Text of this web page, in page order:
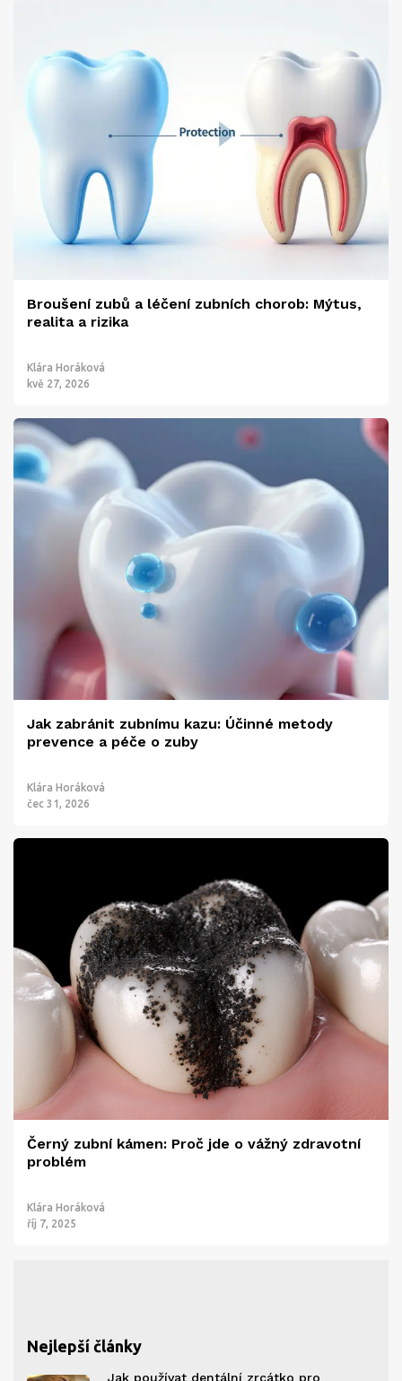
Broušení zubů a léčení zubních chorob: Mýtus,
realita a rizika
Klára Horáková
kvě 27, 2026
Jak zabránit zubnímu kazu: Účinné metody
prevence a péče o zuby
Klára Horáková
čec 31, 2026
Černý zubní kámen: Proč jde o vážný zdravotní
problém
Klára Horáková
říj 7, 2025
Nejlepší články
Jak používat dentální zrcátko pro